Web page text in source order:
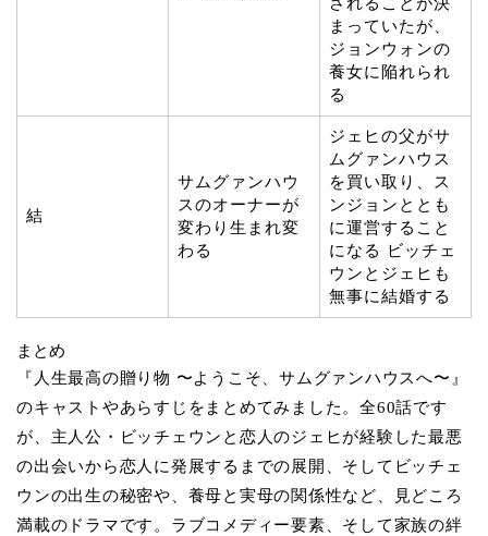
まっていたが、
ジョンウォンの
養女に陥れられ
る
結
サムグァンハウ
スのオーナーが
変わり生まれ変
わる
ジェヒの父がサ
ムグァンハウス
を買い取り、ス
ンジョンととも
に運営すること
になる ビッチェ
ウンとジェヒも
無事に結婚する
まとめ
『人生最高の贈り物 〜ようこそ、サムグァンハウスへ〜』
のキャストやあらすじをまとめてみました。全60話です
が、主人公・ビッチェウンと恋人のジェヒが経験した最悪
の出会いから恋人に発展するまでの展開、そしてビッチェ
ウンの出生の秘密や、養母と実母の関係性など、見どころ
満載のドラマです。ラブコメディー要素、そして家族の絆